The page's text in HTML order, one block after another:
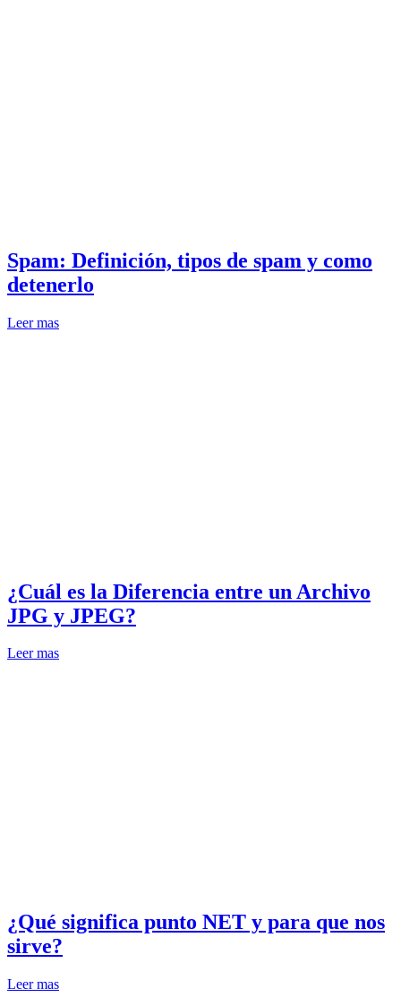
Spam: Definición, tipos de spam y como
detenerlo
Leer mas
¿Cuál es la Diferencia entre un Archivo
JPG y JPEG?
Leer mas
¿Qué significa punto NET y para que nos
sirve?
Leer mas